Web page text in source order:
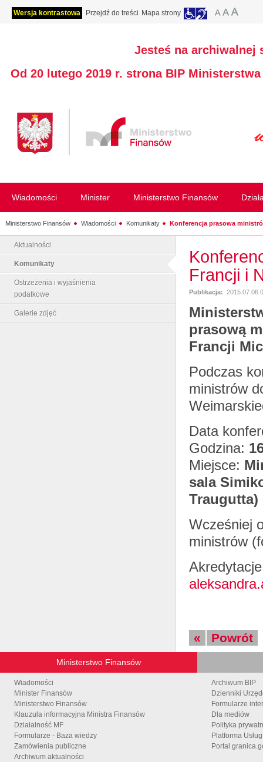
Wersja kontrastowa Przejdź do treści Mapa strony
Jesteś na archiwalnej
Od 20 lutego 2019 r. strona BIP
Wiadomości Minister Ministerstwo Finansów
Ministerstwo Finansów Wiadomości Komunikaty Konferencja prasowa
Aktualności
Komunikaty
Ostrzeżenia i wyjaśnienia
podatkowe
Galerie zdjęć
Francji i
Publikacja: 2015.07.06
prasową
Francji
Podczas
ministrów
Data
Godzina:
Miejsce:
sala
Traugutta)
Wcześniej
ministrów
« Powrót
Ministerstwo Finansów
Wiadomości
Minister Finansów
Ministerstwo Finansów
Klauzula informacyjna Ministra Finansów
Działalność MF
Formularze - Baza wiedzy
Zamówienia publiczne
Archiwum aktualności
Archiwum BIP
Dzienniki
Formularze
Dla mediów
Polityka
Platforma
Portal